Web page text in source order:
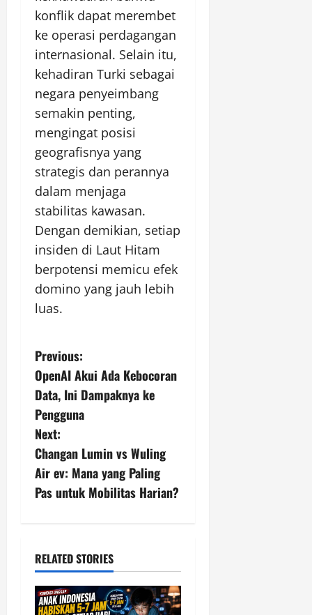
konflik dapat merembet
ke operasi perdagangan
internasional. Selain itu,
kehadiran Turki sebagai
negara penyeimbang
semakin penting,
mengingat posisi
geografisnya yang
strategis dan perannya
dalam menjaga
stabilitas kawasan.
Dengan demikian, setiap
insiden di Laut Hitam
berpotensi memicu efek
domino yang jauh lebih
luas.
P
o
s
t
n
a
i
g
Previous:
OpenAI Akui Ada Kebocoran
Data, Ini Dampaknya ke
Pengguna
Next:
Changan Lumin vs Wuling
Air ev: Mana yang Paling
Pas untuk Mobilitas Harian?
RELATED STORIES